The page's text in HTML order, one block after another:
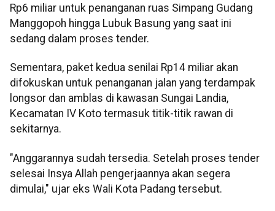
Rp6 miliar untuk penanganan ruas Simpang Gudang
Manggopoh hingga Lubuk Basung yang saat ini
sedang dalam proses tender.
Sementara, paket kedua senilai Rp14 miliar akan
difokuskan untuk penanganan jalan yang terdampak
longsor dan amblas di kawasan Sungai Landia,
Kecamatan IV Koto termasuk titik-titik rawan di
sekitarnya.
"Anggarannya sudah tersedia. Setelah proses tender
selesai Insya Allah pengerjaannya akan segera
dimulai," ujar eks Wali Kota Padang tersebut.